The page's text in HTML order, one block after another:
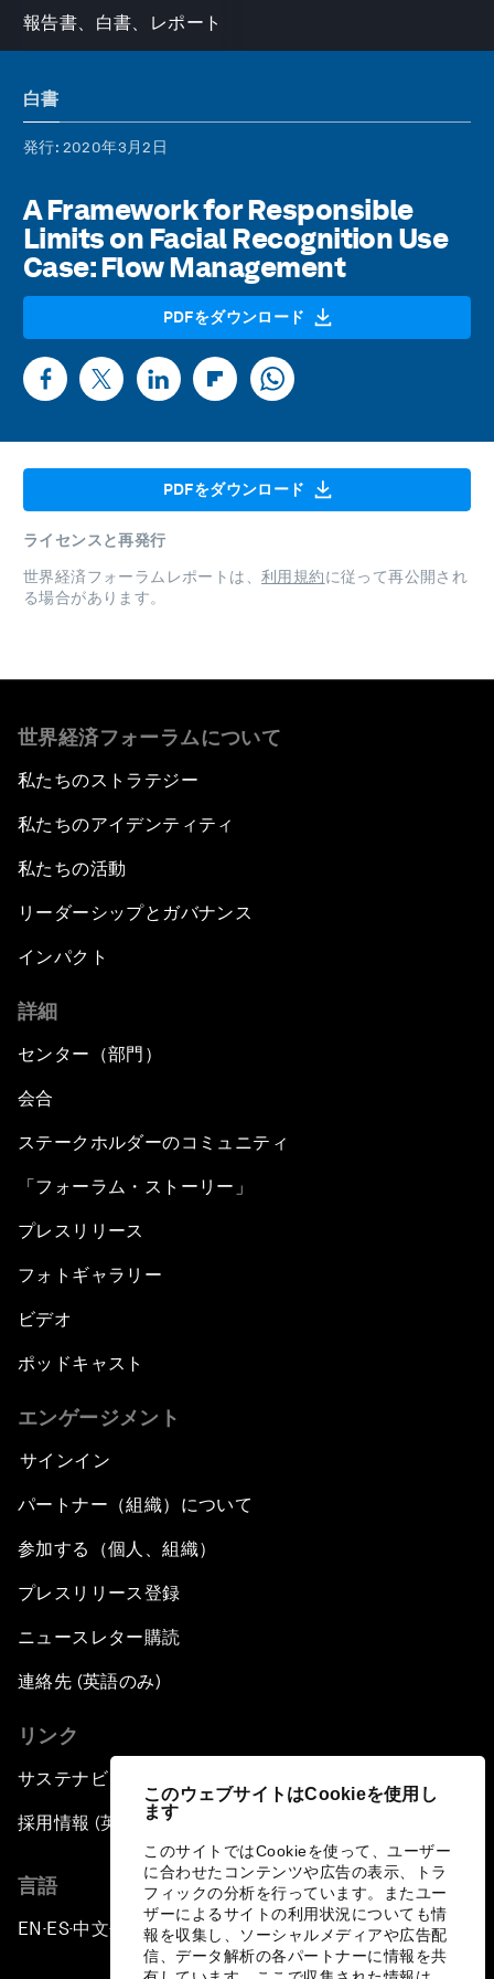
このウェブサイトはCookieを使用し
ます
このサイトではCookieを使って、ユーザー
に合わせたコンテンツや広告の表示、トラ
フィックの分析を行っています。またユー
ザーによるサイトの利用状況についても情
報を収集し、ソーシャルメディアや広告配
信、データ解析の各パートナーに情報を共
報告書、白書、レポート
白書
発行: 2020年3月2日
A Framework for Responsible
Limits on Facial Recognition Use
Case: Flow Management
PDFをダウンロード
PDFをダウンロード
ライセンスと再発行
世界経済フォーラムレポートは、 利用規約に従って再公開され
る場合があります。
世界経済フォーラムについて
私たちのストラテジー
私たちのアイデンティティ
私たちの活動
リーダーシップとガバナンス
インパクト
詳細
センター（部門）
会合
ステークホルダーのコミュニティ
「フォーラム・ストーリー」
プレスリリース
フォトギャラリー
ビデオ
ポッドキャスト
エンゲージメント
サインイン
パートナー（組織）について
参加する（個人、組織）
プレスリリース登録
ニュースレター購読
連絡先 (英語のみ)
リンク
サステナビリティへの取り組み
採用情報 (英語のみ)
言語
EN ▪ ES▪中文▪ 日本語